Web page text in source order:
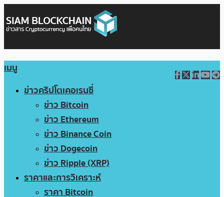
เมนู
ข่าวคริปโตเคอเรนซี่
ข่าว Bitcoin
ข่าว Ethereum
ข่าว Binance Coin
ข่าว Dogecoin
ข่าว Ripple (XRP)
ราคาและการวิเคราะห์
ราคา Bitcoin